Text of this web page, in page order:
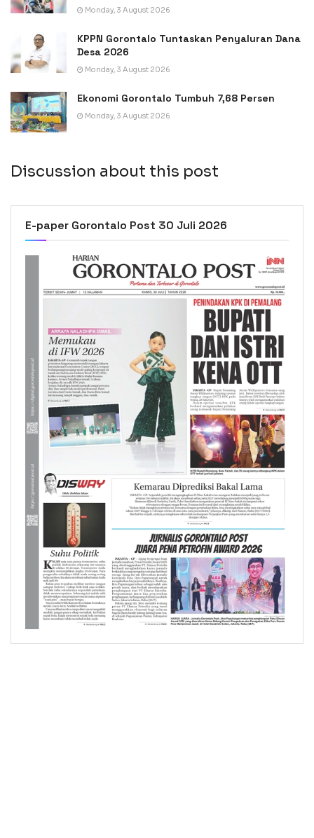
Monday, 3 August 2026
KPPN Gorontalo Tuntaskan Penyaluran Dana
Desa 2026
Monday, 3 August 2026
Ekonomi Gorontalo Tumbuh 7,68 Persen
Monday, 3 August 2026
Discussion about this post
E-paper Gorontalo Post 30 Juli 2026